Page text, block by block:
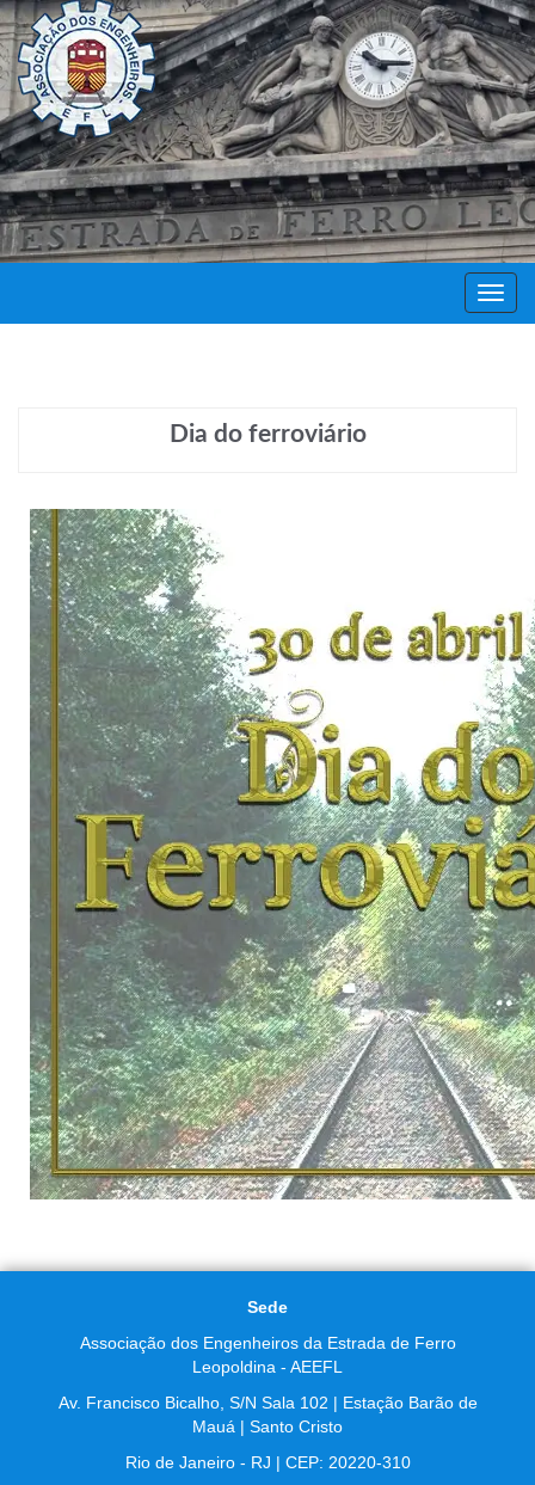
Dia do ferroviário
Sede
Associação dos Engenheiros da Estrada de Ferro
Leopoldina - AEEFL
Av. Francisco Bicalho, S/N Sala 102 | Estação Barão de
Mauá | Santo Cristo
Rio de Janeiro - RJ | CEP: 20220-310